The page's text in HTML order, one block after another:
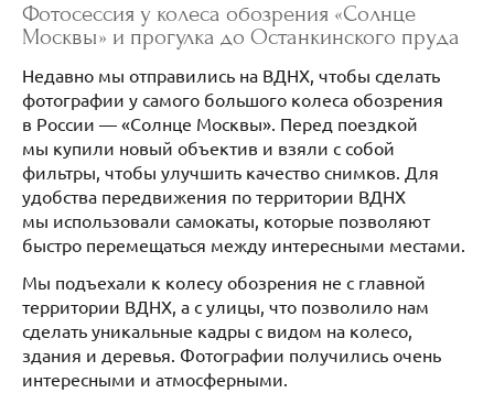
Фотосессия у колеса обозрения «Солнце
Москвы» и прогулка до Останкинского пруда
Недавно мы отправились на ВДНХ, чтобы сделать
фотографии у самого большого колеса обозрения
в России — «Солнце Москвы». Перед поездкой
мы купили новый объектив и взяли с собой
фильтры, чтобы улучшить качество снимков. Для
удобства передвижения по территории ВДНХ
мы использовали самокаты, которые позволяют
быстро перемещаться между интересными местами.
Мы подъехали к колесу обозрения не с главной
территории ВДНХ, а с улицы, что позволило нам
сделать уникальные кадры с видом на колесо,
здания и деревья. Фотографии получились очень
интересными и атмосферными.